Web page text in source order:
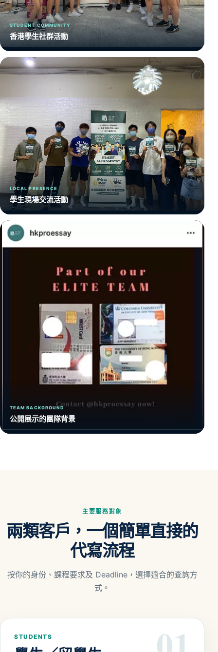
STUDENT COMMUNITY
香港學生社群活動
LOCAL PRESENCE
學生現場交流活動
TEAM BACKGROUND
公開展示的團隊背景
主要服務對象
兩類客戶，一個簡單直接的
代寫流程
按你的身份、課程要求及 Deadline，選擇適合的查詢方
式。
STUDENTS